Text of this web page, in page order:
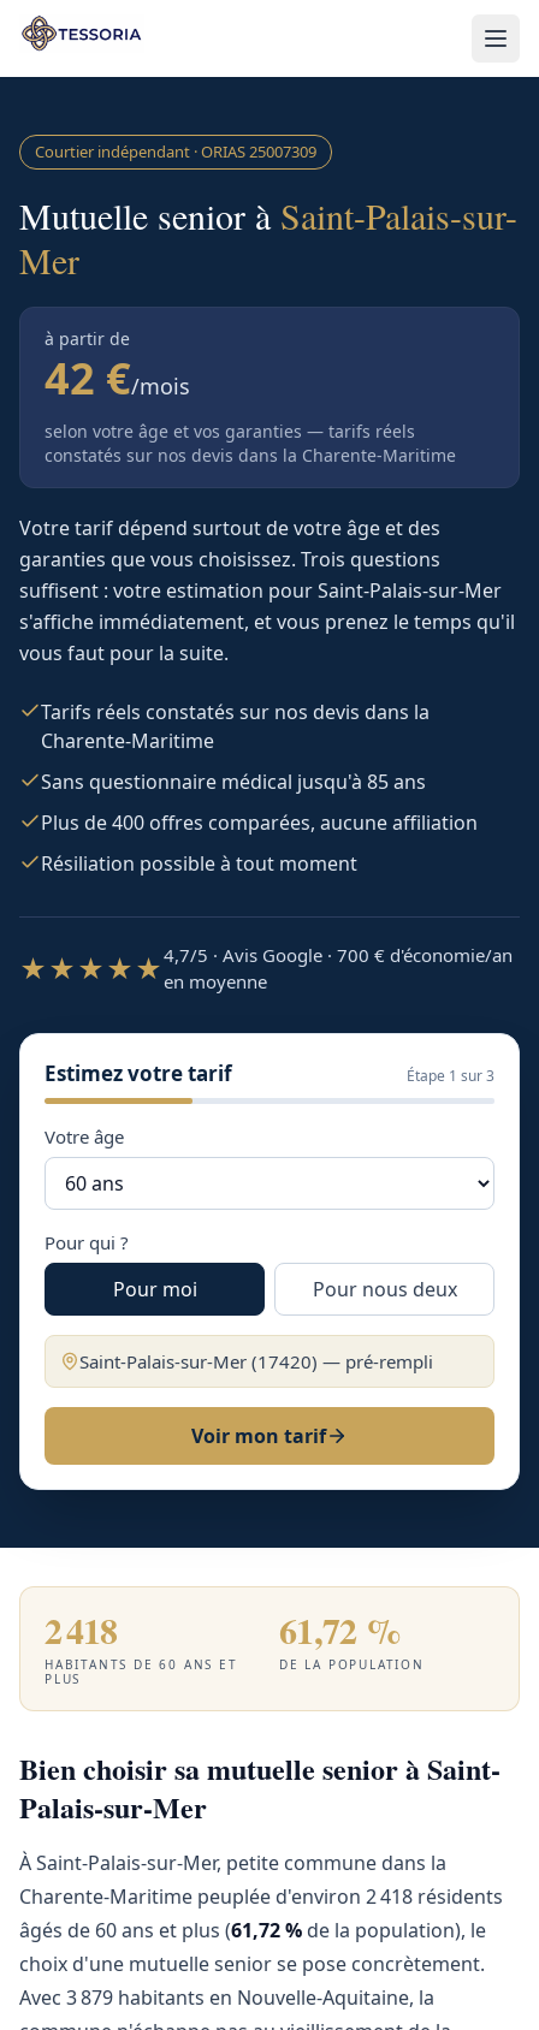
Aller au contenu principal
Courtier indépendant · ORIAS25007309
Mutuelle senior à Saint-Palais-sur-
Mer
à partir de
42 €/mois
selon votre âge et vos garanties — tarifs réels
constatés sur nos devis dans la Charente-Maritime
Votre tarif dépend surtout de votre âge et des
garanties que vous choisissez. Trois questions
suffisent : votre estimation pourSaint-Palais-sur-Mer
s'affiche immédiatement, et vous prenez le temps qu'il
vous faut pour la suite.
Tarifs réels constatés sur nos devis dans la
Charente-Maritime
Sans questionnaire médical jusqu'à 85 ans
Plus de 400 offres comparées, aucune affiliation
Résiliation possible à tout moment
★★★★★4,7/5 · Avis Google · 700 € d'économie/an
en moyenne
Estimez votre tarif Étape 1 sur 3
Votre âge
Pour qui ?
Pour moi Pour nous deux
Saint-Palais-sur-Mer (17420) — pré-rempli
Voir mon tarif
2 418
HABITANTS DE 60 ANS ET
PLUS
61,72 %
DE LA POPULATION
Bien choisir sa mutuelle senior à Saint-
Palais-sur-Mer
À Saint-Palais-sur-Mer, petite commune dans la
Charente-Maritime peuplée d'environ 2 418 résidents
âgés de 60 ans et plus (61,72 % de la population), le
choix d'une mutuelle senior se pose concrètement.
Avec 3 879 habitants en Nouvelle-Aquitaine, la